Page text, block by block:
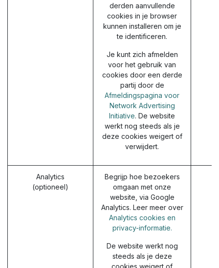
derden aanvullende
cookies in je browser
kunnen installeren om je
te identificeren.
Je kunt zich afmelden
voor het gebruik van
cookies door een derde
partij door de
Afmeldingspagina voor
Network Advertising
Initiative. De website
werkt nog steeds als je
deze cookies weigert of
verwijdert.
Analytics
(optioneel)
Begrijp hoe bezoekers
omgaan met onze
website, via Google
Analytics. Leer meer over
Analytics cookies en
privacy-informatie.
De website werkt nog
steeds als je deze
cookies weigert of